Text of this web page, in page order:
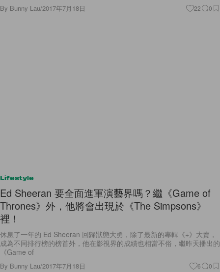
By Bunny Lau/2017年7月18日 22 0
Lifestyle
Ed Sheeran 要全面進軍演藝界嗎？繼《Game of
Thrones》外，他將會出現於《The Simpsons》
裡！
休息了一年的 Ed Sheeran 回歸狀態大勇，除了最新的專輯《÷》大賣，
成為不同排行榜的榜首外，他在影視界的成績也相當不俗，繼昨天播出的
《Game of
By Bunny Lau/2017年7月18日 6 0